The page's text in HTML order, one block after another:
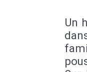
Un